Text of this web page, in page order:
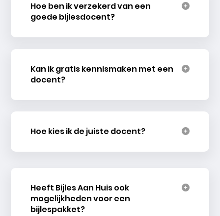
Hoe ben ik verzekerd van een
goede bijlesdocent?
Kan ik gratis kennismaken met een
docent?
Hoe kies ik de juiste docent?
Heeft Bijles Aan Huis ook
mogelijkheden voor een
bijlespakket?